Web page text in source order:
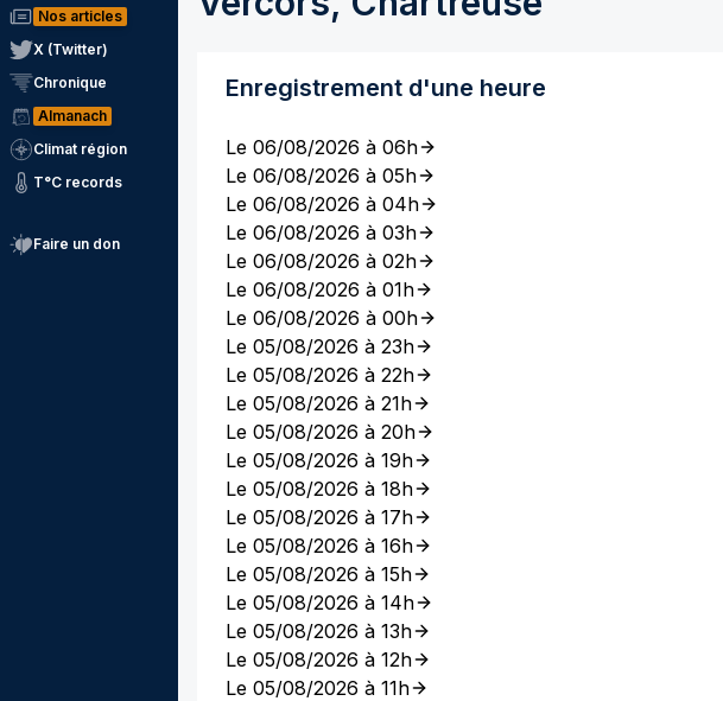
Nos articles
X (Twitter)
Chronique
Almanach
Climat région
T°C records
Faire un don
Enregistrement d'une heure
Le 06/08/2026 à 06h
Le 06/08/2026 à 05h
Le 06/08/2026 à 04h
Le 06/08/2026 à 03h
Le 06/08/2026 à 02h
Le 06/08/2026 à 01h
Le 06/08/2026 à 00h
Le 05/08/2026 à 23h
Le 05/08/2026 à 22h
Le 05/08/2026 à 21h
Le 05/08/2026 à 20h
Le 05/08/2026 à 19h
Le 05/08/2026 à 18h
Le 05/08/2026 à 17h
Le 05/08/2026 à 16h
Le 05/08/2026 à 15h
Le 05/08/2026 à 14h
Le 05/08/2026 à 13h
Le 05/08/2026 à 12h
Le 05/08/2026 à 11h